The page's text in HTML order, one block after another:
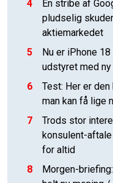
4
En stribe af
pludselig
aktiemarkedet
5
Nu er iPhone
udstyret med
6
Test: Her er
man kan få lige
7
Trods stor
konsulent-
for altid
8
Morgen-